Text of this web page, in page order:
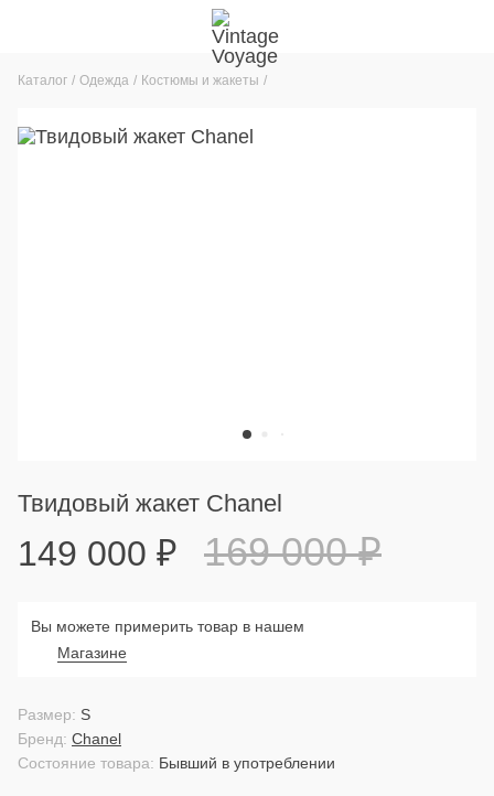
Каталог Одежда Костюмы и жакеты
Твидовый жакет Chanel
149 000 ₽ 169 000₽
Вы можете примерить товар в нашем
Магазине
Состояние товара: Бывший в употреблении
Бренд: Chanel
Размер: S